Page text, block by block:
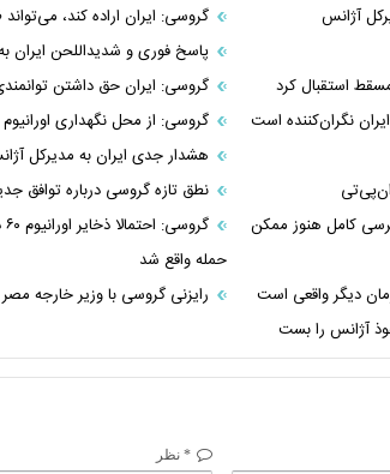
آژانس
گروسی: ایران اراده کند،
پاسخ فوری و شدیداللحن
استقبال کرد
گروسی: ایران حق داشتن
نگران‌کننده است
گروسی: از محل نگهداری
هشدار جدی ایران به مدیرکل
نطق تازه گروسی درباره توافق
کامل هنوز ممکن
حمله واقع شد
دیگر واقعی است
رایزنی گروسی با وزیر خارجه مصر
آژانس را بست
* نظر